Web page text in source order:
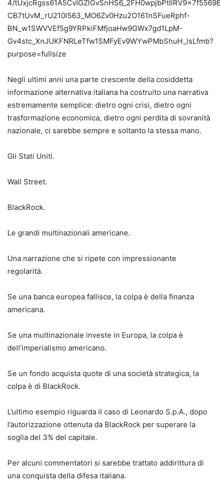
Negli ultimi anni una parte crescente della cosiddetta
informazione alternativa italiana ha costruito una narrativa
estremamente semplice: dietro ogni crisi, dietro ogni
trasformazione economica, dietro ogni perdita di sovranità
nazionale, ci sarebbe sempre e soltanto la stessa mano.
Gli Stati Uniti.
Wall Street.
BlackRock.
Le grandi multinazionali americane.
Una narrazione che si ripete con impressionante
regolarità.
Se una banca europea fallisce, la colpa è della finanza
americana.
Se una multinazionale investe in Europa, la colpa è
dell’imperialismo americano.
Se un fondo acquista quote di una società strategica, la
colpa è di BlackRock.
L’ultimo esempio riguarda il caso di Leonardo S.p.A., dopo
l’autorizzazione ottenuta da BlackRock per superare la
soglia del 3% del capitale.
Per alcuni commentatori si sarebbe trattato addirittura di
una conquista della difesa italiana.